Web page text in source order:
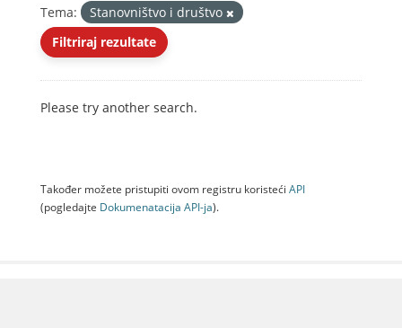
Tema:
Stanovništvo i društvo
Filtriraj rezultate
Please try another search.
Također možete pristupiti ovom registru koristeći API
(pogledajte Dokumenаtаcijа API-jа).